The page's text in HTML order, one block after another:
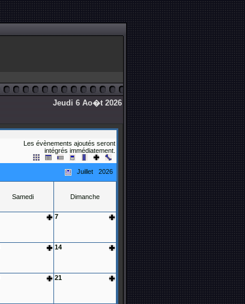
Jeudi 6 Ao�t 2026
Les évènements ajoutés seront
intégrés immédiatement.
Juillet 2026
Samedi Dimanche
7
14
21